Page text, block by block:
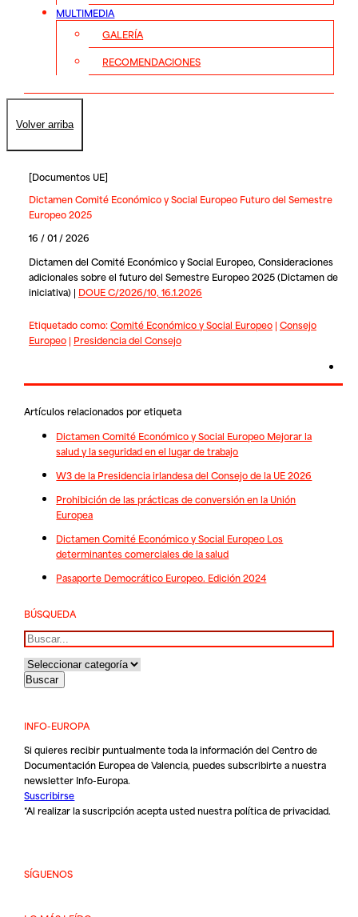
MULTIMEDIA
GALERÍA
RECOMENDACIONES
Volver arriba
[Documentos UE]
Dictamen Comité Económico y Social Europeo Futuro del Semestre
Europeo 2025
16 / 01 / 2026
Dictamen del Comité Económico y Social Europeo, Consideraciones
adicionales sobre el futuro del Semestre Europeo 2025 (Dictamen de
iniciativa) | DOUE C/2026/10, 16.1.2026
Etiquetado como:Comité Económico y Social Europeo| Consejo
Europeo| Presidencia del Consejo
Artículos relacionados por etiqueta
Dictamen Comité Económico y Social Europeo Mejorar la
salud y la seguridad en el lugar de trabajo
W3 de la Presidencia irlandesa del Consejo de la UE 2026
Prohibición de las prácticas de conversión en la Unión
Europea
Dictamen Comité Económico y Social Europeo Los
determinantes comerciales de la salud
Pasaporte Democrático Europeo. Edición 2024
BÚSQUEDA
Buscar
INFO-EUROPA
Si quieres recibir puntualmente toda la información del Centro de
Documentación Europea de Valencia, puedes subscribirte a nuestra
newsletter Info-Europa.
Suscribirse
*Al realizar la suscripción acepta usted nuestrapolítica de privacidad.
SÍGUENOS